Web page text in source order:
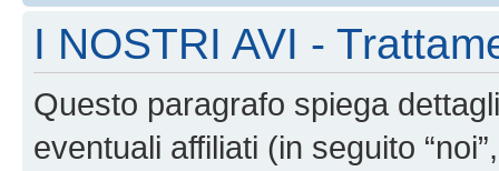
I NOSTRI AVI -
Questo paragrafo spiega
eventuali affiliati (in seguito